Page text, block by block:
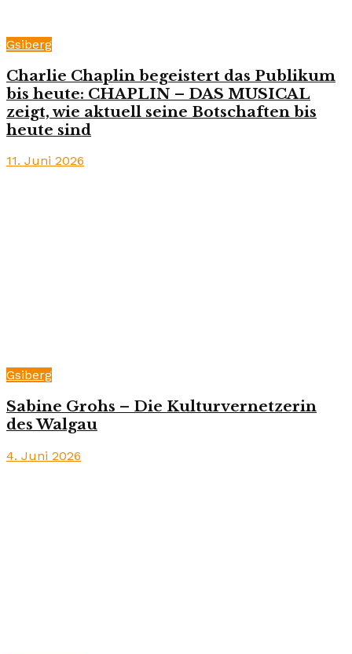
Gsiberg
Charlie Chaplin begeistert das Publikum
bis heute: CHAPLIN – DAS MUSICAL
zeigt, wie aktuell seine Botschaften bis
heute sind
11. Juni 2026
Gsiberg
Sabine Grohs – Die Kulturvernetzerin
des Walgau
4. Juni 2026